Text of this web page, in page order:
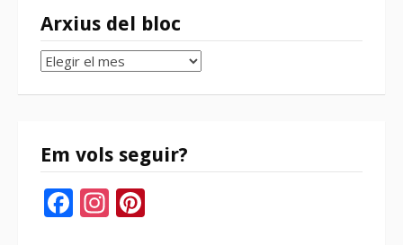
Arxius del bloc
Arxius
bloc
Em vols seguir?
Facebook
Instagram